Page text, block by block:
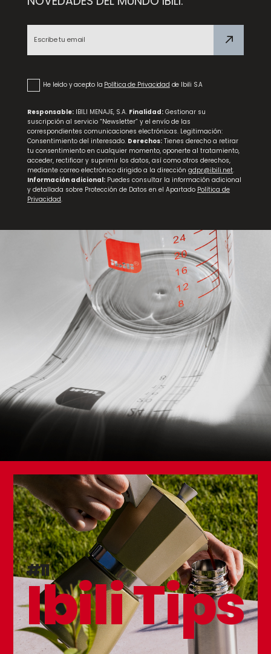
Bol con Pie Vintage
Bordeaux
Plato de Huevos Vintage
Bordeaux
Taza + Platillo Vintage
Sartén Presentación
Vintage Bordeaux
Cazo con Pico Vintage
Bordeaux
Cubo Vintage Bordeaux
11cm
Palangana Vintage Musgo
Plato para Huevos Vintage Musgo
Plato Hondo Vintage Musgo
Bol con Pie Vintage Musgo
He leído y acepto la Política de Privacidad de Ibili S.A
Responsable: IBILI MENAJE, S.A. Finalidad: Gestionar su
suscripción al servicio “Newsletter” y el envío de las
correspondientes comunicaciones electrónicas. Legitimación:
Consentimiento del interesado. Derechos: Tienes derecho a retirar
tu consentimiento en cualquier momento, oponerte al tratamiento,
acceder, rectificar y suprimir los datos, así como otros derechos,
mediante correo electrónico dirigido a la dirección gdpr@ibili.net.
Información adicional: Puedes consultar la información adicional
y detallada sobre Protección de Datos en el Apartado Política de
Privacidad.
#11
Ibili Tips